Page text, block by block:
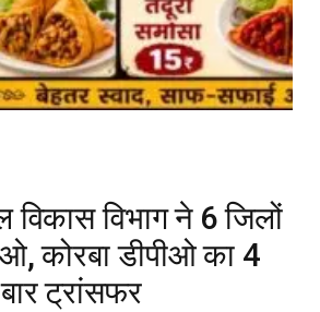
विकास विभाग ने 6 जिलों
कोरबा डीपीओ का 4
ट्रांसफर